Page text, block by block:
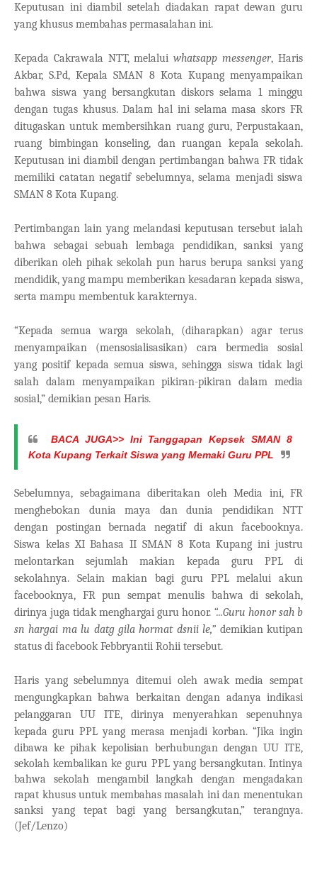
Keputusan ini diambil setelah diadakan rapat dewan guru
yang khusus membahas permasalahan ini.
Kepada Cakrawala NTT, melaluiwhatsapp messenger, Haris
Akbar, S.Pd, Kepala SMAN 8 Kota Kupang menyampaikan
bahwa siswa yang bersangkutan diskors selama 1 minggu
dengan tugas khusus. Dalam hal ini selama masa skors FR
ditugaskan untuk membersihkan ruang guru, Perpustakaan,
ruang bimbingan konseling, dan ruangan kepala sekolah.
Keputusan ini diambil dengan pertimbangan bahwa FR tidak
memiliki catatan negatif sebelumnya, selama menjadi siswa
SMAN 8 Kota Kupang.
Pertimbangan lain yang melandasi keputusan tersebut ialah
bahwa sebagai sebuah lembaga pendidikan, sanksi yang
diberikan oleh pihak sekolah pun harus berupa sanksi yang
mendidik, yang mampu memberikan kesadaran kepada siswa,
serta mampu membentuk karakternya.
“Kepada semua warga sekolah, (diharapkan) agar terus
menyampaikan (mensosialisasikan) cara bermedia sosial
yang positif kepada semua siswa, sehingga siswa tidak lagi
salah dalam menyampaikan pikiran-pikiran dalam media
sosial,” demikian pesan Haris.
BACA JUGA>> Ini Tanggapan Kepsek SMAN 8
Kota Kupang Terkait Siswa yang Memaki Guru PPL
Sebelumnya, sebagaimana diberitakan oleh Media ini, FR
menghebokan dunia maya dan dunia pendidikan NTT
dengan postingan bernada negatif di akun facebooknya.
Siswa kelas XI Bahasa II SMAN 8 Kota Kupang ini justru
melontarkan sejumlah makian kepada guru PPL di
sekolahnya. Selain makian bagi guru PPL melalui akun
facebooknya, FR pun sempat menulis bahwa di sekolah,
dirinya juga tidak menghargai guru honor. “...Guru honor sah b
sn hargai ma lu datg gila hormat dsnii le,” demikian kutipan
status di facebook Febbryantii Rohii tersebut.
Haris yang sebelumnya ditemui oleh awak media sempat
mengungkapkan bahwa berkaitan dengan adanya indikasi
pelanggaran UU ITE, dirinya menyerahkan sepenuhnya
kepada guru PPL yang merasa menjadi korban. “Jika ingin
dibawa ke pihak kepolisian berhubungan dengan UU ITE,
sekolah kembalikan ke guru PPL yang bersangkutan. Intinya
bahwa sekolah mengambil langkah dengan mengadakan
rapat khusus untuk membahas masalah ini dan menentukan
sanksi yang tepat bagi yang bersangkutan,” terangnya.
(Jef/Lenzo)